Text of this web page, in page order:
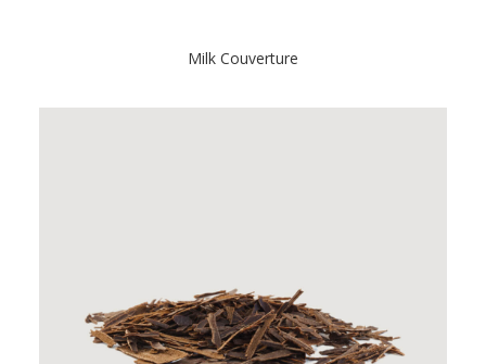
Milk Couverture